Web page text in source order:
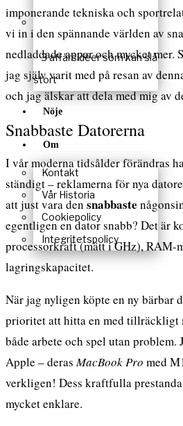
3 affärsidéer som kan slå
stort
Nöje
Om
Kontakt
Vår Historia
Cookiepolicy
Integritetspolicy
imponerande tekniska och
vi in i den spännande världen av
nedladdade appar och mycket mer.
jag själv varit med på resan av
och jag älskar att dela med mig av
Snabbaste Datorerna
I vår moderna tidsålder förändras
ständigt – reklamerna för nya
att just vara den snabbaste
egentligen en dator snabb? Det är
processorkraft (mätt i GHz), RAM-
lagringskapacitet.
När jag nyligen köpte en ny bärbar
prioritet att hitta en med tillräckligt
både arbete och spel utan problem.
Apple – derasMacBook Pro med
verkligen! Dess kraftfulla
mycket enklare.